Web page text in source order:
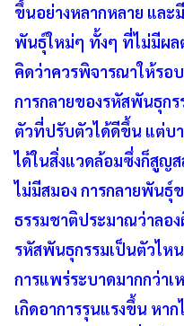
ขึ้นอย่างหลากหลาย แล
พันธุ์ใหม่ๆ ทั้งๆ ที่ไม่มีผ
คิดว่าควรพิจารณาให้รอ
การกลายของรหัสพันธุกร
ตัวที่ปรับตัวได้ดีขึ้น แต่บ
ได้ในสิ่งแวดล้อมซึ่งก็สูญ
ไม่มีสมอง การกลายพันธุ์
ธรรมชาติประมาณว่าลอง
รหัสพันธุกรรมเป็นตัวไห
การแพร่ระบาดมากกว่าเ
เกิดอาการรุนแรงขึ้น หา